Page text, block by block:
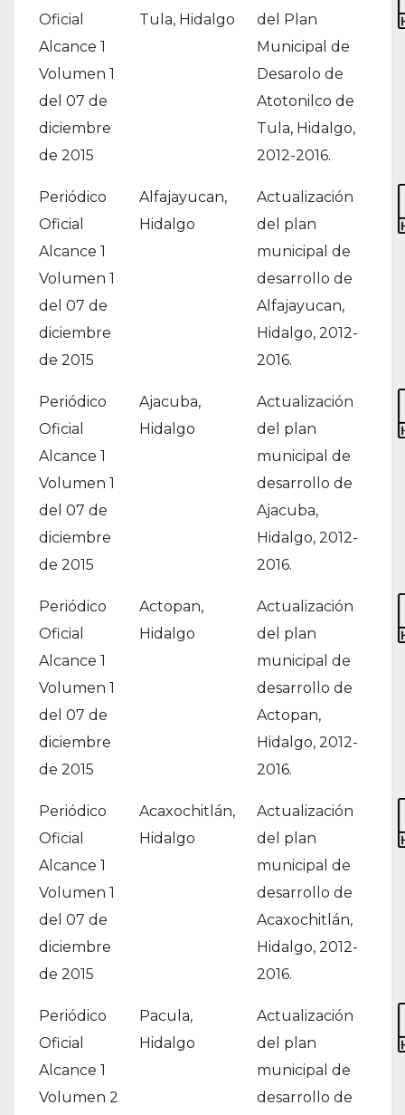
Oficial
Alcance 1
Volumen 1
del 07 de
diciembre
de 2015
Tula, Hidalgo
del Plan
Municipal de
Desarolo de
Atotonilco de
Tula, Hidalgo,
2012-2016.
Periódico
Oficial
Alcance 1
Volumen 1
del 07 de
diciembre
de 2015
Alfajayucan,
Hidalgo
Actualización
del plan
municipal de
desarrollo de
Alfajayucan,
Hidalgo, 2012-
2016.
Periódico
Oficial
Alcance 1
Volumen 1
del 07 de
diciembre
de 2015
Ajacuba,
Hidalgo
Actualización
del plan
municipal de
desarrollo de
Ajacuba,
Hidalgo, 2012-
2016.
Periódico
Oficial
Alcance 1
Volumen 1
del 07 de
diciembre
de 2015
Actopan,
Hidalgo
Actualización
del plan
municipal de
desarrollo de
Actopan,
Hidalgo, 2012-
2016.
Periódico
Oficial
Alcance 1
Volumen 1
del 07 de
diciembre
de 2015
Acaxochitlán,
Hidalgo
Actualización
del plan
municipal de
desarrollo de
Acaxochitlán,
Hidalgo, 2012-
2016.
Periódico
Oficial
Alcance 1
Volumen 2
Pacula,
Hidalgo
Actualización
del plan
municipal de
desarrollo de